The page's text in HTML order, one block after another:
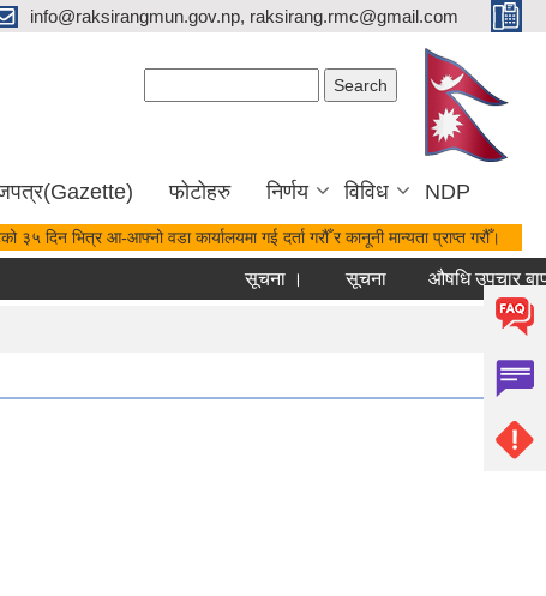
info@raksirangmun.gov.np, raksirang.rmc@gmail.com
फोटोहरु निर्णय विविध NDP
३५ दिन भित्र आ-आफ्नो वडा कार्यालयमा गई दर्ता गरौँ र कानूनी मान्यता प्राप्त गरौँ।
सूचना । सूचना औषधि उपचार